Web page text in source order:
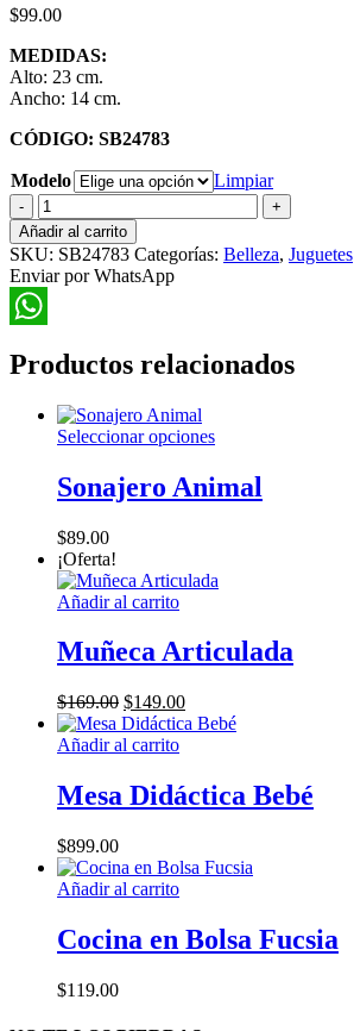
$99.00
MEDIDAS:
Alto: 23 cm.
Ancho: 14 cm.
CÓDIGO: SB24783
Modelo
Limpiar
Espejo
De
Mano
Forma
Corazón
cantidad
Añadir al carrito
SKU: SB24783 Categorías: Belleza, Juguetes
Enviar por WhatsApp
Productos relacionados
Seleccionar opcionesEste
tiene
múltiples
se
en
la
de
producto
Sonajero Animal
$89.00
¡Oferta!
Añadir al carrito
Muñeca Articulada
$169.00 El
precio
original
$169.00.
$149.00El
precio
$149.00.
Añadir al carrito
Mesa Didáctica Bebé
$899.00
Añadir al carrito
Cocina en Bolsa Fucsia
$119.00